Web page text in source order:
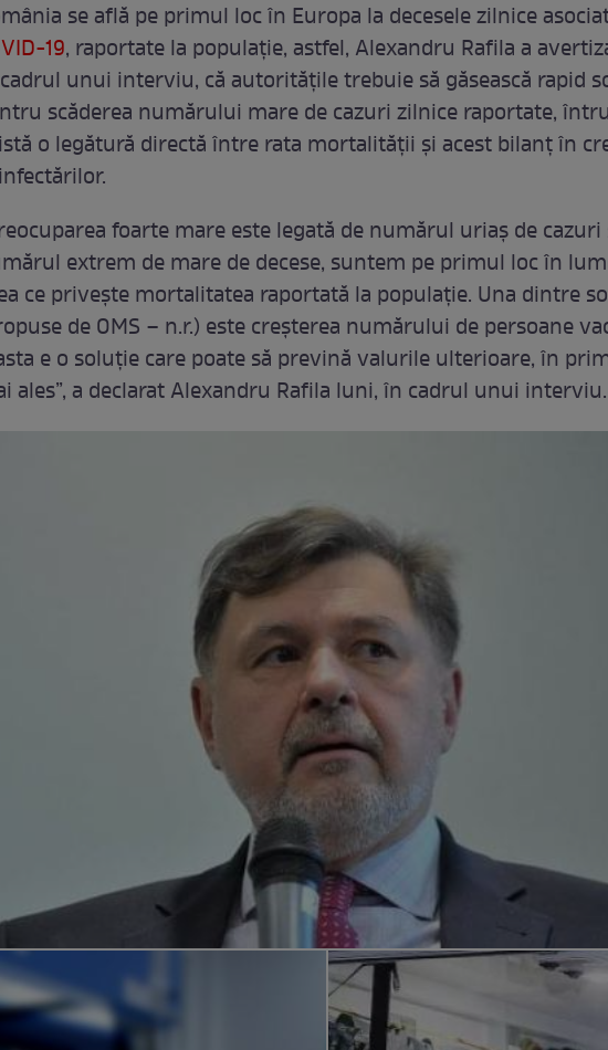
se află pe primul loc în Europa la decesele zilnice
19, raportate la populație, astfel, Alexandru Rafila a
unui interviu, că autoritățile trebuie să găsească rapid
scăderea numărului mare de cazuri zilnice raportate,
o legătură directă între rata mortalității și acest bilanț în
foarte mare este legată de numărul uriaș de cazuri
extrem de mare de decese, suntem pe primul loc în
ce privește mortalitatea raportată la populație. Una dintre
de OMS – n.r.) este creșterea numărului de persoane
e o soluție care poate să prevină valurile ulterioare, în
ales”, a declarat Alexandru Rafila luni, în cadrul unui interviu.